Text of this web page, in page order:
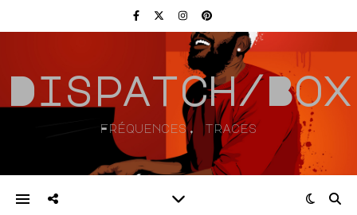
Dispatch/Box
Fréquences, traces